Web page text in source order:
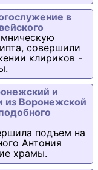
в
совершили
клириков -
и
из Воронежской
подъем на
Антония
храмы.